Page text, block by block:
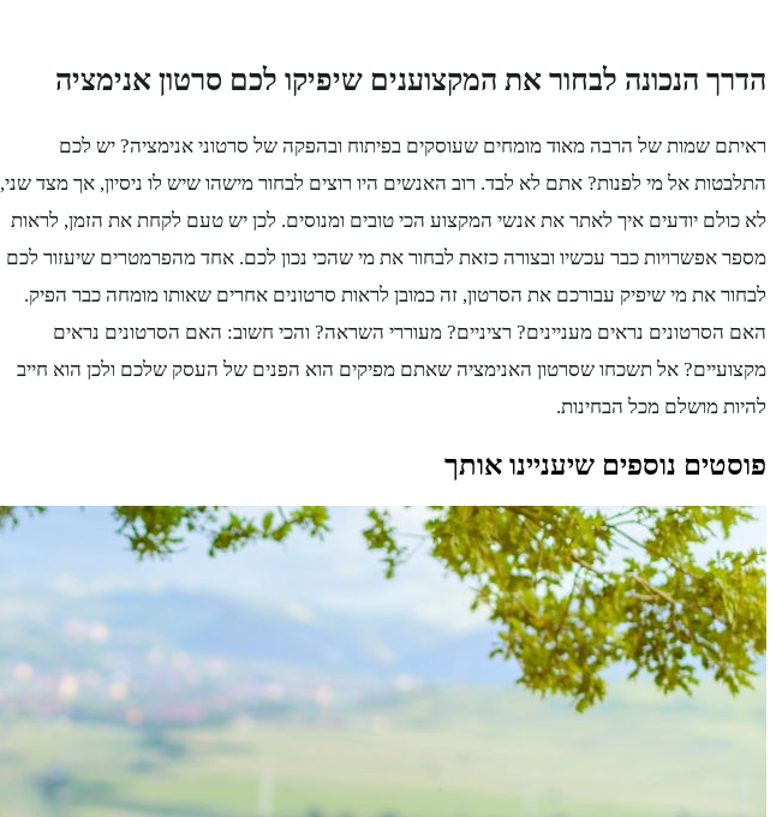
הדרך הנכונה לבחור את המקצוענים שיפיקו לכם סרטון אנימציה
ראיתם שמות של הרבה מאוד מומחים שעוסקים בפיתוח ובהפקה של סרטוני אנימציה? יש לכם
התלבטות אל מי לפנות? אתם לא לבד. רוב האנשים היו רוצים לבחור מישהו שיש לו ניסיון, אך מצד שני,
לא כולם יודעים איך לאתר את אנשי המקצוע הכי טובים ומנוסים. לכן יש טעם לקחת את הזמן, לראות
מספר אפשרויות כבר עכשיו ובצורה כזאת לבחור את מי שהכי נכון לכם. אחד מהפרמטרים שיעזור לכם
לבחור את מי שיפיק עבורכם את הסרטון, זה כמובן לראות סרטונים אחרים שאותו מומחה כבר הפיק.
האם הסרטונים נראים מעניינים? רציניים? מעוררי השראה? והכי חשוב: האם הסרטונים נראים
מקצועיים? אל תשכחו שסרטון האנימציה שאתם מפיקים הוא הפנים של העסק שלכם ולכן הוא חייב
להיות מושלם מכל הבחינות.
פוסטים נוספים שיעניינו אותך